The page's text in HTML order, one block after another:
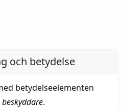
och betydelse
betydelseelementen
.